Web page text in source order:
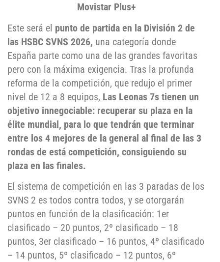
Movistar Plus+
Este será el punto de partida en la División 2 de
las HSBC SVNS 2026, una categoría donde
España parte como una de las grandes favoritas
pero con la máxima exigencia. Tras la profunda
reforma de la competición, que redujo el primer
nivel de 12 a 8 equipos, Las Leonas 7s tienen un
objetivo innegociable: recuperar su plaza en la
élite mundial, para lo que tendrán que terminar
entre los 4 mejores de la general al final de las 3
rondas de está competición, consiguiendo su
plaza en las finales.
El sistema de competición en las 3 paradas de los
SVNS 2 es todos contra todos, y se otorgarán
puntos en función de la clasificación: 1er
clasificado – 20 puntos, 2º clasificado – 18
puntos, 3er clasificado – 16 puntos, 4º clasificado
– 14 puntos, 5º clasificado – 12 puntos, 6º